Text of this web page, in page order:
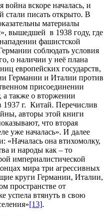
вскоре началась, и
стали писать открыто. В
материалы
вышедшей в 1938 году, где
фашистской
соблюдать условия
о наличии у неё плана
европейских государств,
Германии и Италии против
присоединении
а также о вторжении
г. Китай. Перечислив
авторы этой книги
что вторая
уже началась». И далее
«Началась она втихомолку,
и народы как – то
империалистической
мира три агрессивных
круги Германии, Италии,
пространстве от
успела втянуть в свою
[13].